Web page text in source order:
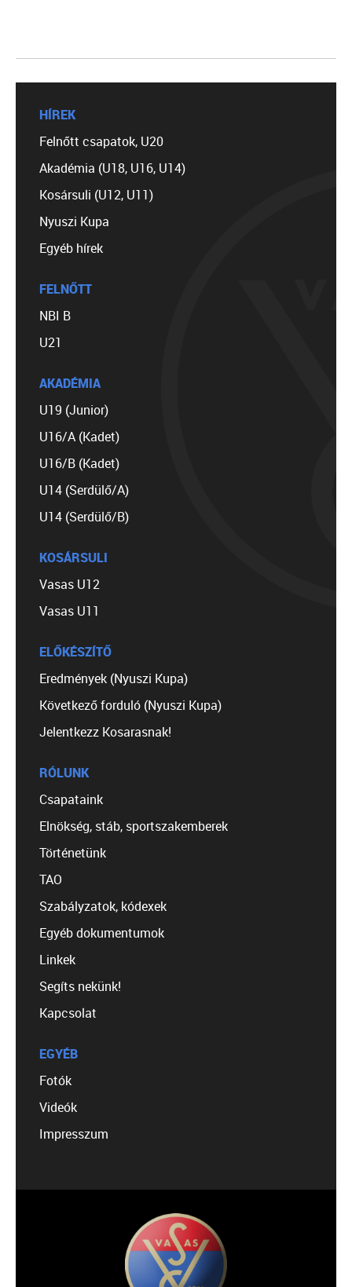
HÍREK
Felnőtt csapatok, U20
Akadémia (U18, U16, U14)
Kosársuli (U12, U11)
Nyuszi Kupa
Egyéb hírek
FELNŐTT
NBI B
U21
AKADÉMIA
U19 (Junior)
U16/A (Kadet)
U16/B (Kadet)
U14 (Serdülő/A)
U14 (Serdülő/B)
KOSÁRSULI
Vasas U12
Vasas U11
ELŐKÉSZÍTŐ
Eredmények (Nyuszi Kupa)
Következő forduló (Nyuszi Kupa)
Jelentkezz Kosarasnak!
RÓLUNK
Csapataink
Elnökség, stáb, sportszakemberek
Történetünk
TAO
Szabályzatok, kódexek
Egyéb dokumentumok
Linkek
Segíts nekünk!
Kapcsolat
EGYÉB
Fotók
Videók
Impresszum